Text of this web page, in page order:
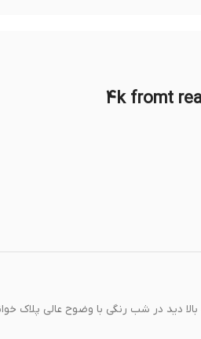
دید در شب رنگی با وضوح عالی پلاک